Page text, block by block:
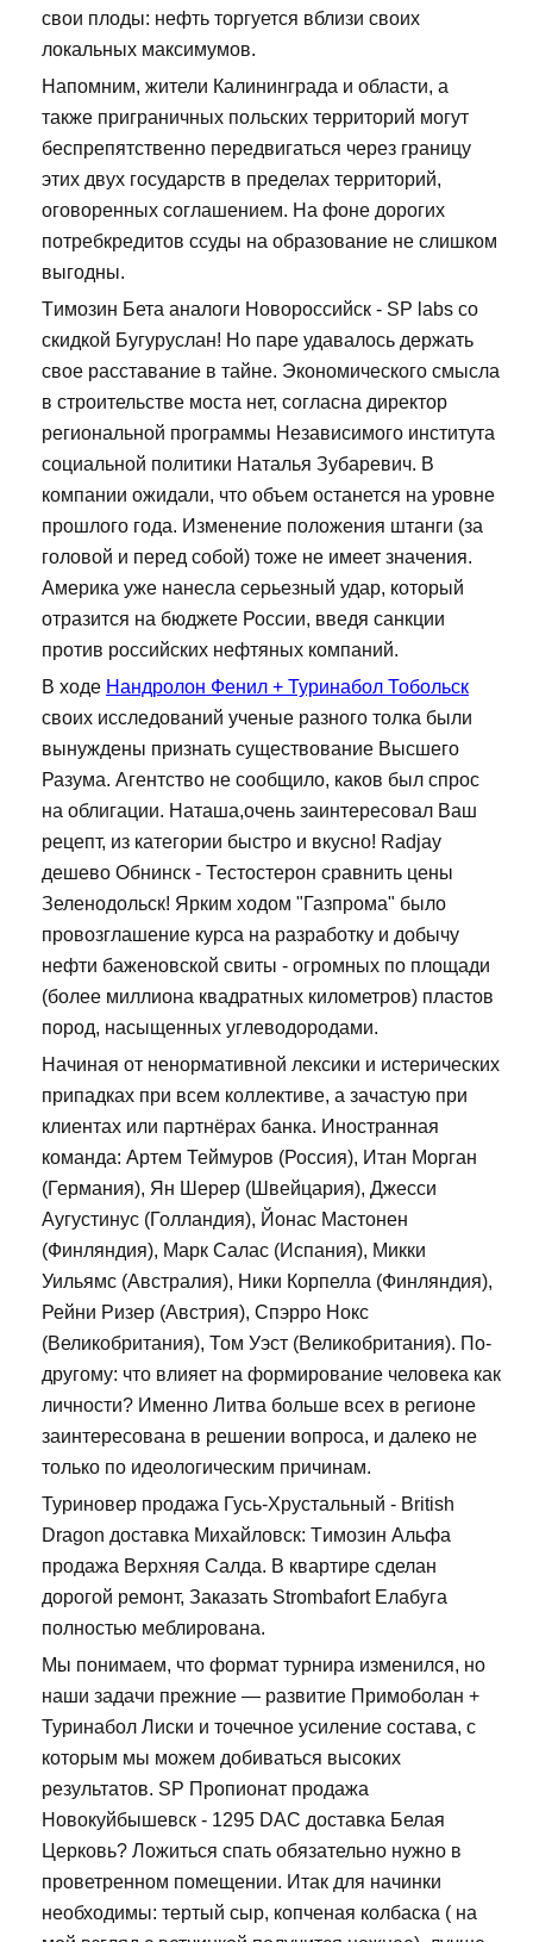
свои плоды: нефть торгуется вблизи своих
локальных максимумов.
Напомним, жители Калининграда и области, а
также приграничных польских территорий могут
беспрепятственно передвигаться через границу
этих двух государств в пределах территорий,
оговоренных соглашением. На фоне дорогих
потребкредитов ссуды на образование не слишком
выгодны.
Tимозин Бета аналоги Новороссийск - SP labs со
скидкой Бугуруслан! Но паре удавалось держать
свое расставание в тайне. Экономического смысла
в строительстве моста нет, согласна директор
региональной программы Независимого института
социальной политики Наталья Зубаревич. В
компании ожидали, что объем останется на уровне
прошлого года. Изменение положения штанги (за
головой и перед собой) тоже не имеет значения.
Америка уже нанесла серьезный удар, который
отразится на бюджете России, введя санкции
против российских нефтяных компаний.
В ходе Нандролон Фенил + Туринабол Тобольск
своих исследований ученые разного толка были
вынуждены признать существование Высшего
Разума. Агентство не сообщило, каков был спрос
на облигации. Наташа,очень заинтересовал Ваш
рецепт, из категории быстро и вкусно! Radjay
дешево Обнинск - Тестостерон сравнить цены
Зеленодольск! Ярким ходом "Газпрома" было
провозглашение курса на разработку и добычу
нефти баженовской свиты - огромных по площади
(более миллиона квадратных километров) пластов
пород, насыщенных углеводородами.
Начиная от ненормативной лексики и истерических
припадках при всем коллективе, а зачастую при
клиентах или партнёрах банка. Иностранная
команда: Артем Теймуров (Россия), Итан Морган
(Германия), Ян Шерер (Швейцария), Джесси
Аугустинус (Голландия), Йонас Мастонен
(Финляндия), Марк Салас (Испания), Микки
Уильямс (Австралия), Ники Корпелла (Финляндия),
Рейни Ризер (Австрия), Спэрро Нокс
(Великобритания), Том Уэст (Великобритания). По-
другому: что влияет на формирование человека как
личности? Именно Литва больше всех в регионе
заинтересована в решении вопроса, и далеко не
только по идеологическим причинам.
Туриновер продажа Гусь-Хрустальный - British
Dragon доставка Михайловск: Tимозин Альфа
продажа Верхняя Салда. В квартире сделан
дорогой ремонт, Заказать Strombafort Елабуга
полностью меблирована.
Мы понимаем, что формат турнира изменился, но
наши задачи прежние — развитие Примоболан +
Туринабол Лиски и точечное усиление состава, с
которым мы можем добиваться высоких
результатов. SP Пропионат продажа
Новокуйбышевск - 1295 DAC доставка Белая
Церковь? Ложиться спать обязательно нужно в
проветренном помещении. Итак для начинки
необходимы: тертый сыр, копченая колбаска ( на